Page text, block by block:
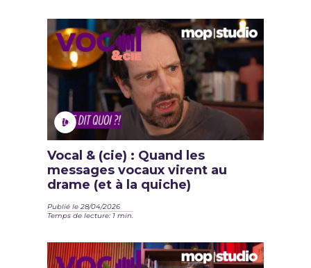
Vocal & (cie) : Quand les
messages vocaux virent au
drame (et à la quiche)
Publié le 28/04/2026
Temps de lecture: 1 min.